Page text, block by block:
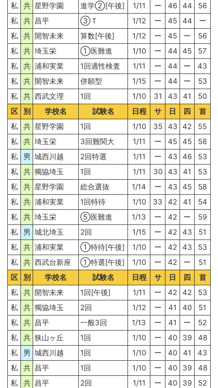
私
共 星野学園 進学②[午後] 1/11 ー 46 44
56
私
共 昌平 ③Ｔ 1/12 ー 45 44
ー
私
共 開智未来 算数[午後] 1/12 ー 45 ー
56
私
共 埼玉栄 ①医難進 1/10 ー 44 45
57
私
共 浦和実業 1回適性検査 1/11 ー 44 ー
43
私
共 開智未来 併願型 1/15 ー 44 ー
53
私
共 西武文理 1回 1/10 31 43 41
50
区
別 学校名 試験名 日程 サ 日 四
首
私
共 星野学園 1回 1/10 35 43 42
55
私
共 埼玉栄 3回難関大 1/11 ー 45 45
58
私
男 城西川越 2回特選 1/11 ー 43 46
53
私
共 獨協埼玉 1回 1/11 30 43 41
53
私
共 星野学園 総合選抜 1/14 ー 43 45
58
私
共 浦和実業 1回特待 1/10 33 42 41
54
私
共 埼玉栄 ⑤医難進 1/13 ー 42 ー
59
私
男 城北埼玉 2回 1/15 ー 42 43
51
私
共 浦和実業 ①特待[午後] 1/10 ー 42 43
53
私
共 西武台新座 ①特選[午後] 1/10 ー 42 ー
51
区
別 学校名 試験名 日程 サ 日 四
首
私
共 開智未来 1回[午後] 1/11 ー 42 42
53
私
共 獨協埼玉 2回 1/12 ー 41 40
51
私
共 昌平 一般3回 1/13 ー 41 ー
52
私
共 狭山ヶ丘 1回 1/10 ー 40 39
48
私
男 城西川越 1回 1/10 ー 40 41
43
私
共 昌平 1回 1/10 ー 40 39
48
私
共 昌平 2回 1/11 ー 40 39
52